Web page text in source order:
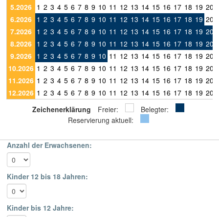
5.2026 1 2 3 4 5 6 7 8 9 10 11 12 13 14 15 16 17 18 19 20
6.2026 1 2 3 4 5 6 7 8 9 10 11 12 13 14 15 16 17 18 19 20
7.2026 1 2 3 4 5 6 7 8 9 10 11 12 13 14 15 16 17 18 19 20
8.2026 1 2 3 4 5 6 7 8 9 10 11 12 13 14 15 16 17 18 19 20
9.2026 1 2 3 4 5 6 7 8 9 10 11 12 13 14 15 16 17 18 19 20
10.2026 1 2 3 4 5 6 7 8 9 10 11 12 13 14 15 16 17 18 19 20
11.2026 1 2 3 4 5 6 7 8 9 10 11 12 13 14 15 16 17 18 19 20
12.2026 1 2 3 4 5 6 7 8 9 10 11 12 13 14 15 16 17 18 19 20
Zeichenerklärung
Freier:
Belegter:
Reservierung aktuell:
Anzahl der Erwachsenen:
Kinder 12 bis 18 Jahren:
Kinder bis 12 Jahre: